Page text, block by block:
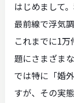
はじめまして
最前線で浮気
これまでに1
題にさまざま
では特に「婚
すが、その実